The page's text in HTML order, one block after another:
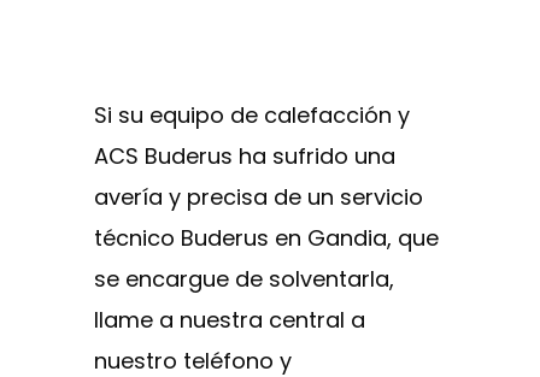
Si su equipo de calefacción y
ACS Buderus ha sufrido una
avería y precisa de un servicio
técnico Buderus en Gandia, que
se encargue de solventarla,
llame a nuestra central a
nuestro teléfono y